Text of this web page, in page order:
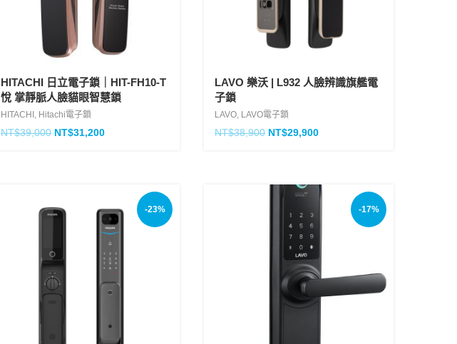
HITACHI 日立電子鎖｜HIT-FH10-T
悅 掌靜脈人臉貓眼智慧鎖
HITACHI , Hitachi電子鎖
NT$39,000 NT$31,200
LAVO 樂沃 | L932 人臉辨識旗艦電
子鎖
LAVO, LAVO電子鎖
NT$38,900 NT$29,900
-23% -17%